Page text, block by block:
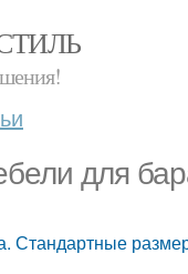
для
Стандартные